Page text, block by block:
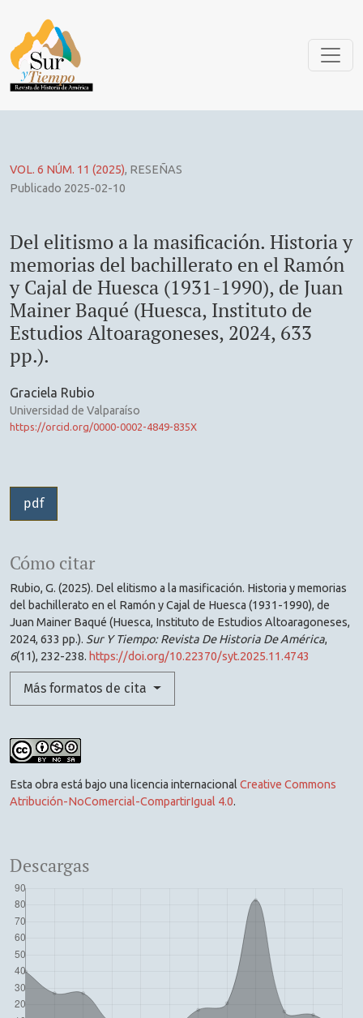
VOL. 6 NÚM. 11 (2025), RESEÑAS
Del elitismo a la masificación. Historia y
memorias del bachillerato en el Ramón
y Cajal de Huesca (1931-1990), de Juan
Mainer Baqué (Huesca, Instituto de
Estudios Altoaragoneses, 2024, 633
pp.).
Publicado 2025-02-10
Graciela Rubio
Universidad de Valparaíso
https://orcid.org/0000-0002-4849-835X
pdf
Cómo citar
Rubio, G. (2025). Del elitismo a la masificación. Historia y memorias
del bachillerato en el Ramón y Cajal de Huesca (1931-1990), de
Juan Mainer Baqué (Huesca, Instituto de Estudios Altoaragoneses,
2024, 633 pp.). Sur Y Tiempo: Revista De Historia De América,
6(11), 232-238. https://doi.org/10.22370/syt.2025.11.4743
Más formatos de cita
Esta obra está bajo una licencia internacional Creative Commons
Atribución-NoComercial-CompartirIgual 4.0.
Descargas